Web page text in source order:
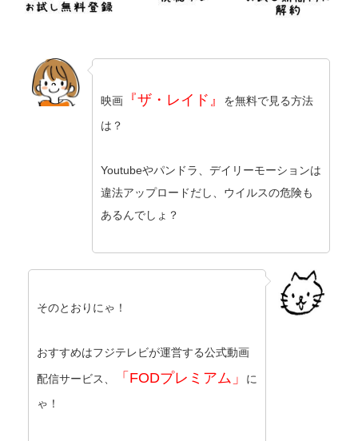
映画 『ザ・レイド』
を無料で見る方法
は？
Youtubeやパンドラ、デイリーモーションは
違法アップロードだし、ウイルスの危険も
あるんでしょ？
そのとおりにゃ！
おすすめはフジテレビが運営する公式動画
配信サービス、 「FODプレミアム」
に
ゃ！